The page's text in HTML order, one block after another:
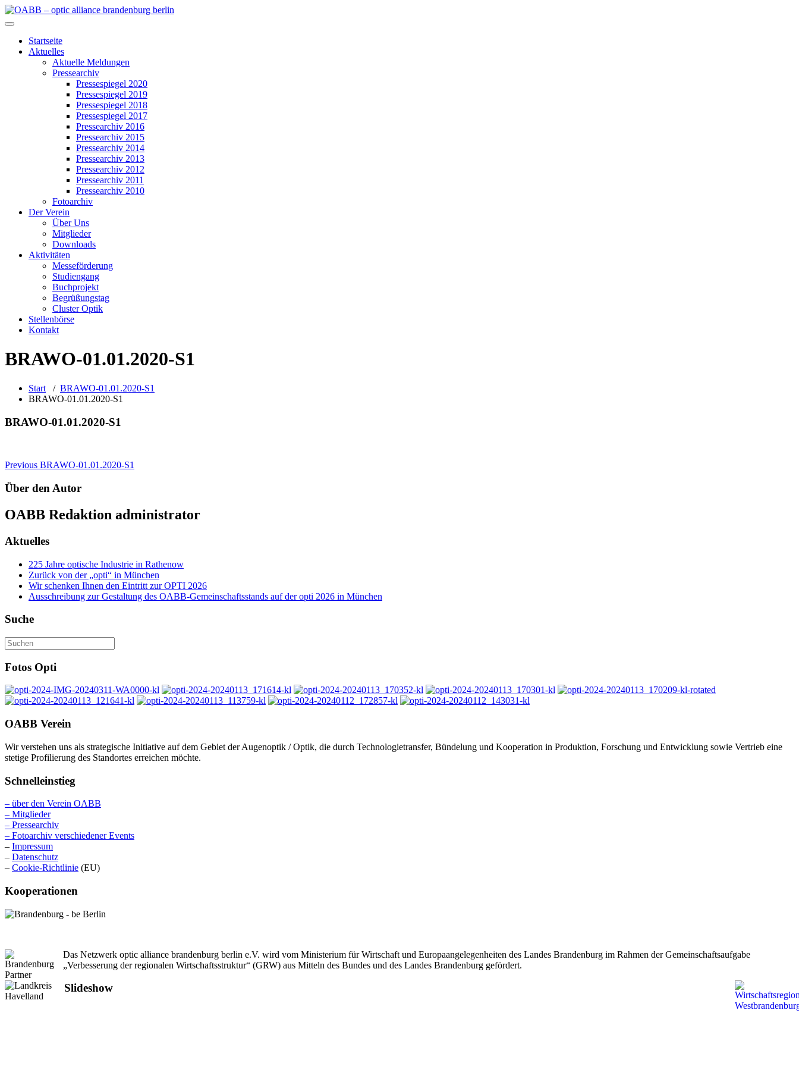
Zum
Inhalt
OABB – optic alliance brandenburg berlin
Startseite
Aktuelles
Aktuelle Meldungen
Pressearchiv
Pressespiegel 2020
Pressespiegel 2019
Pressespiegel 2018
Pressespiegel 2017
Pressearchiv 2016
Pressearchiv 2015
Pressearchiv 2014
Pressearchiv 2013
Pressearchiv 2012
Pressearchiv 2011
Pressearchiv 2010
Fotoarchiv
Der Verein
Über Uns
Mitglieder
Downloads
Aktivitäten
Messeförderung
Studiengang
Buchprojekt
Begrüßungstag
Cluster Optik
Stellenbörse
Kontakt
BRAWO-01.01.2020-S1
Start / BRAWO-01.01.2020-S1
BRAWO-01.01.2020-S1
BRAWO-01.01.2020-S1
Beitragsnavigation
Previous BRAWO-01.01.2020-S1
Über den Autor
OABB Redaktion administrator
Aktuelles
225 Jahre optische Industrie in Rathenow
Zurück von der „opti“ in München
Wir schenken Ihnen den Eintritt zur OPTI 2026
Ausschreibung zur Gestaltung des OABB-Gemeinschaftsstands auf der opti 2026 in München
Suche
Fotos Opti
OABB Verein
Wir verstehen uns als strategische Initiative auf dem Gebiet der Augenoptik / Optik, die durch Technologietransfer, Bündelung und Kooperation in Produktion, Forschung und Entwicklung sowie Vertrieb eine
stetige Profilierung des Standortes erreichen möchte.
Schnelleinstieg
– über den Verein OABB
– Mitglieder
– Pressearchiv
– Fotoarchiv verschiedener Events
– Impressum
– Datenschutz
– Cookie-Richtlinie (EU)
Kooperationen
Das Netzwerk optic alliance brandenburg berlin e.V. wird vom Ministerium für Wirtschaft und Europaangelegenheiten des Landes Brandenburg im Rahmen der Gemeinschaftsaufgabe
„Verbesserung der regionalen Wirtschaftsstruktur“ (GRW) aus Mitteln des Bundes und des Landes Brandenburg gefördert.
Slideshow